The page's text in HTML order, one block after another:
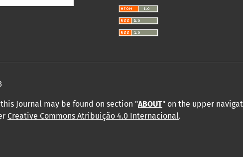
Journal may be found on section "ABOUT" on the upper
Creative Commons Atribuição 4.0 Internacional.